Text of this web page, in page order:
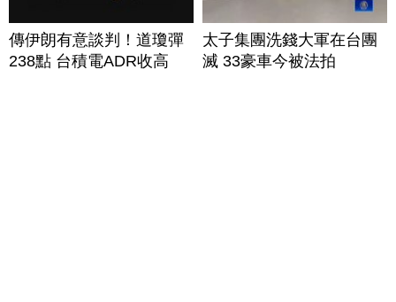
傳伊朗有意談判！道瓊彈
238點 台積電ADR收高
太子集團洗錢大軍在台團
滅 33豪車今被法拍